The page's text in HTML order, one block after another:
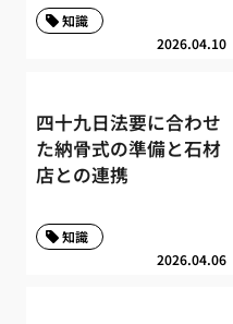
2026.04.10
知識
四十九日法要に合わせ
た納骨式の準備と石材
店との連携
2026.04.06
知識